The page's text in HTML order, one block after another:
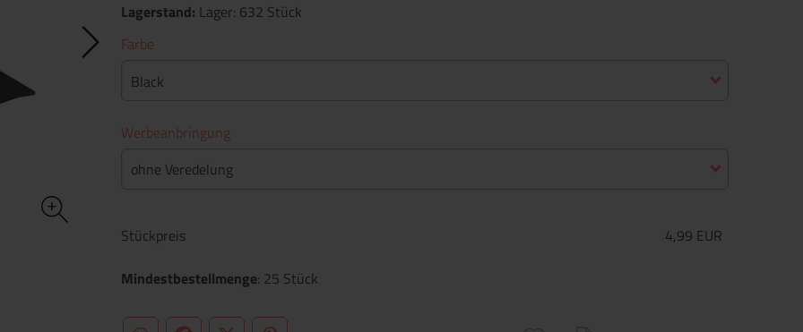
Lagerstand: Lager: 632 Stück
Farbe
Black
Werbeanbringung
ohne Veredelung
Stückpreis
4,99 EUR
Mindestbestellmenge: 25 Stück